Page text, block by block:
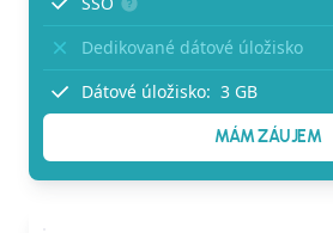
Dedikované dátové úložisko
Dátové úložisko: 3 GB
MÁM ZÁUJEM